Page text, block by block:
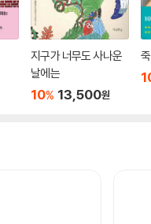
지구가 너무도 사나운
날에는
10% 13,500원